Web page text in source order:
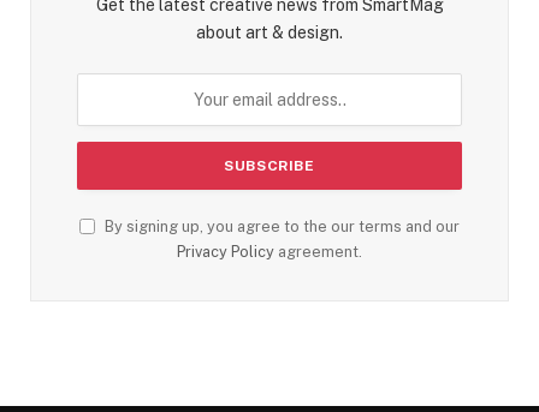
Get the latest creative news from SmartMag
about art & design.
By signing up, you agree to the our terms and our
Privacy Policy agreement.